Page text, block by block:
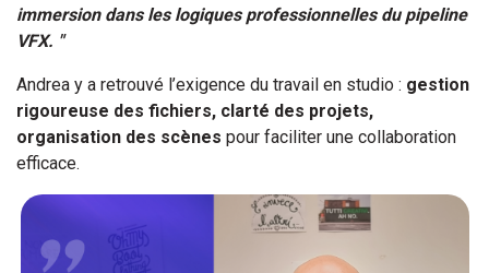
immersion dans les logiques professionnelles du pipeline
VFX. "
Andrea y a retrouvé l’exigence du travail en studio : gestion
rigoureuse des fichiers, clarté des projets,
organisation des scènes pour faciliter une collaboration
efficace.